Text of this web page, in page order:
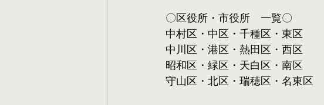
〇区役所・市役所　一覧〇
中村区・中区・千種区・東区
中川区・港区・熱田区・西区
昭和区・緑区・天白区・南区
守山区・北区・瑞穂区・名東区